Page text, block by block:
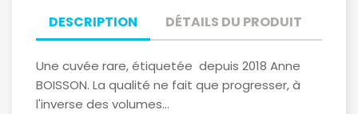
DESCRIPTION DÉTAILS DU PRODUIT
Une cuvée rare, étiquetée depuis 2018 Anne
BOISSON. La qualité ne fait que progresser, à
l'inverse des volumes...